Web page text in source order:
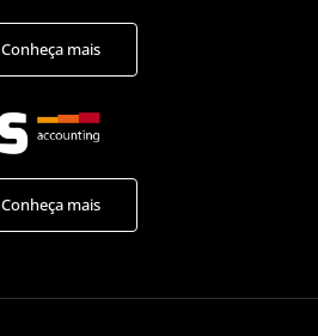
Conheça mais
Conheça mais